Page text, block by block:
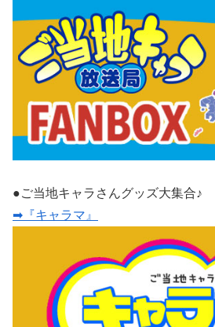
●ご当地キャラさんグッズ大集合♪
➡『キャラマ』